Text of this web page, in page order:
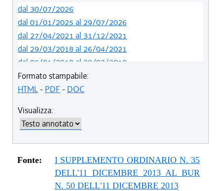
dal 30/07/2026
dal 01/01/2025 al 29/07/2026
dal 27/04/2021 al 31/12/2021
dal 29/03/2018 al 26/04/2021
dal 05/01/2018 al 28/03/2018
dal 01/01/2018 al 04/01/2018
dal 26/10/2017 al 31/12/2017
dal 15/12/2016 al 14/04/2017
dal 01/01/2016 al 14/12/2016
dal 11/08/2015 al 31/12/2015
dal 21/05/2015 al 10/08/2015
dal 26/02/2015 al 20/05/2015
dal 07/01/2015 al 25/02/2015
Formato stampabile:
HTML- PDF - DOC
Visualizza:
Fonte:
I SUPPLEMENTO ORDINARIO N. 35
DELL'11 DICEMBRE 2013 AL BUR
N. 50 DELL'11 DICEMBRE 2013